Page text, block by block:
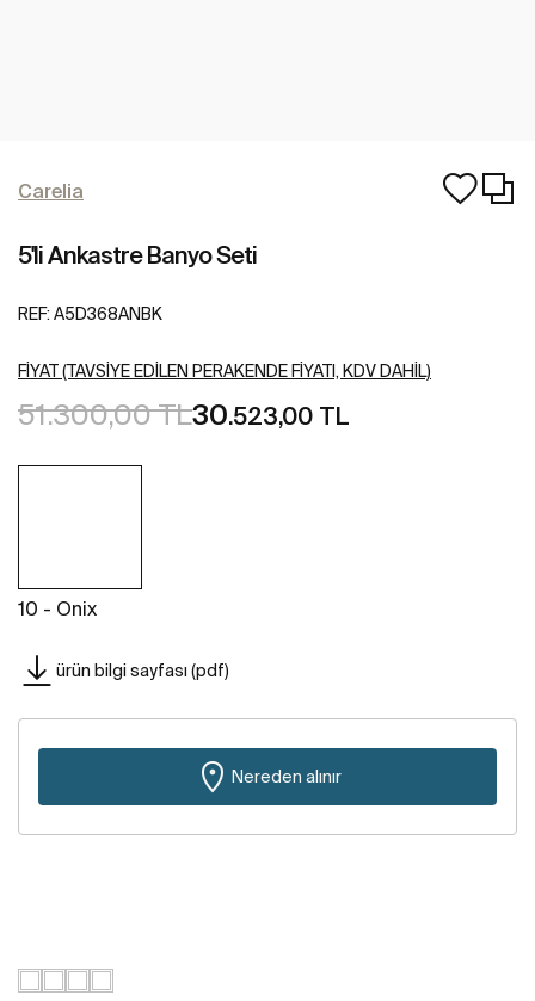
Carelia
5'li Ankastre Banyo Seti
REF: A5D368ANBK
FIYAT (TAVSIYE EDILEN PERAKENDE FIYATI, KDV DAHIL)
51.300,00 TL30.523,00 TL
10 - Onix
ürün bilgi sayfası (pdf)
Nereden alınır